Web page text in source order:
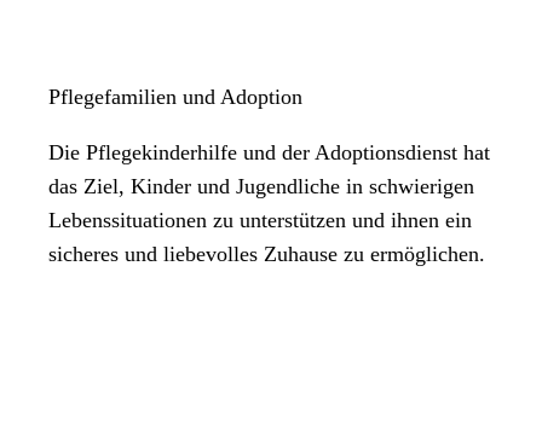
Pflegefamilien und Adoption
Die Pflegekinderhilfe und der Adoptionsdienst hat
das Ziel, Kinder und Jugendliche in schwierigen
Lebenssituationen zu unterstützen und ihnen ein
sicheres und liebevolles Zuhause zu ermöglichen.